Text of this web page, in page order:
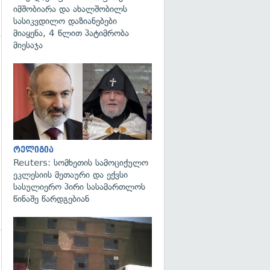
გადახედვა
იმშობიარა და ახალშობილს
სასიკვდილო დაზიანებები
მიაყენა, 4 წლით პატიმრობა
მიესაჯა
რელიგია
Reuters: სომხეთის სამოციქულო
ეკლესიის მეთაური და ექვსი
სასულიერო პირი სასამართლოს
წინაშე წარდგებიან